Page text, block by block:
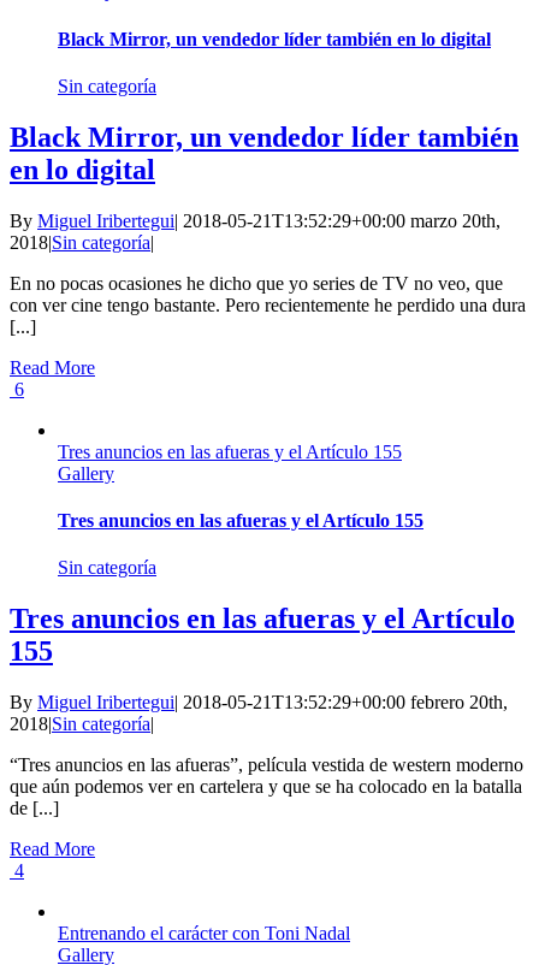
Black Mirror, un vendedor líder también en lo digital
Sin categoría
Black Mirror, un vendedor líder también
en lo digital
By Miguel Iribertegui| 2018-05-21T13:52:29+00:00 marzo 20th,
2018|Sin categoría|
En no pocas ocasiones he dicho que yo series de TV no veo, que
con ver cine tengo bastante. Pero recientemente he perdido una dura
[...]
Read More
6
Tres anuncios en las afueras y el Artículo 155
Gallery
Tres anuncios en las afueras y el Artículo 155
Sin categoría
Tres anuncios en las afueras y el Artículo
155
By Miguel Iribertegui| 2018-05-21T13:52:29+00:00 febrero 20th,
2018|Sin categoría|
“Tres anuncios en las afueras”, película vestida de western moderno
que aún podemos ver en cartelera y que se ha colocado en la batalla
de [...]
Read More
4
Entrenando el carácter con Toni Nadal
Gallery